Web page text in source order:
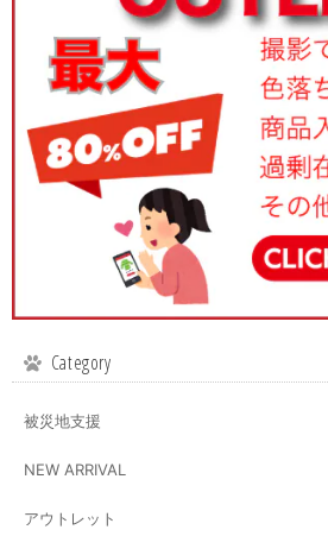
Category
被災地支援
NEW ARRIVAL
アウトレット